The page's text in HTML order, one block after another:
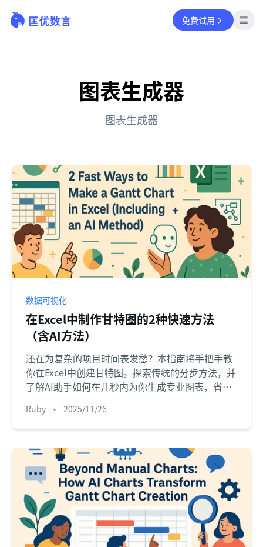
免费试用
图表生成器
图表生成器
数据可视化
在Excel中制作甘特图的2种快速方法
（含AI方法）
还在为复杂的项目时间表发愁？本指南将手把手教
你在Excel中创建甘特图。探索传统的分步方法，并
了解AI助手如何在几秒内为你生成专业图表，省时
Ruby • 2025/11/26